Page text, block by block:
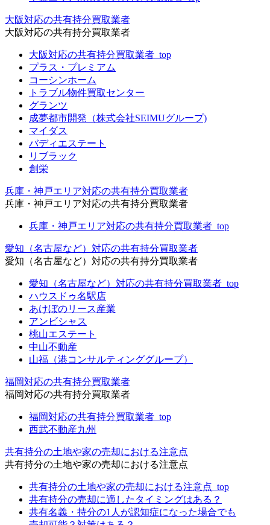
大阪対応の共有持分買取業者
大阪対応の共有持分買取業者
大阪対応の共有持分買取業者_top
プラス・プレミアム
コーシンホーム
トラブル物件買取センター
グランツ
成夢都市開発（株式会社SEIMUグループ)
マイダス
バディエステート
リブラック
創栄
兵庫・神戸エリア対応の共有持分買取業者
兵庫・神戸エリア対応の共有持分買取業者
兵庫・神戸エリア対応の共有持分買取業者_top
愛知（名古屋など）対応の共有持分買取業者
愛知（名古屋など）対応の共有持分買取業者
愛知（名古屋など）対応の共有持分買取業者_top
ハウスドゥ名駅店
あけぼのリース産業
アンビシャス
桃山エステート
中山不動産
山福（港コンサルティンググループ）
福岡対応の共有持分買取業者
福岡対応の共有持分買取業者
福岡対応の共有持分買取業者_top
西武不動産九州
共有持分の土地や家の売却における注意点
共有持分の土地や家の売却における注意点
共有持分の土地や家の売却における注意点_top
共有持分の売却に適したタイミングはある？
共有名義・持分の1人が認知症になった場合でも